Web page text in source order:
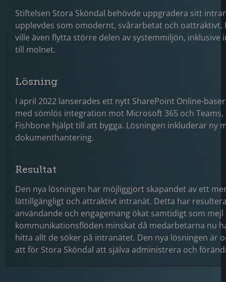
Stiftelsen Stora Sköndal behövde uppgradera sitt
upplevdes som omodernt, svårarbetat och oattraktivt.
ville även flytta större delen av systemmiljön, inklusive
till molnet.
Lösning
I april 2022 lanserades ett nytt SharePoint Online-
med sömlös integration mot Microsoft 365 och Teams,
Fishbone hjälpt till att bygga. Lösningen inkluderar ny
dokumenthantering.
Resultat
Den nya lösningen har möjliggjort skapandet av ett
lättillgängligt och attraktivt intranät. Detta har
användande och engagemang ökat samtidigt som
kommunikationsflöden minskat då medarbetarna nu
hitta allt de söker på intranätet. Den nya lösningen är
att för Stora Sköndal att själva administrera och